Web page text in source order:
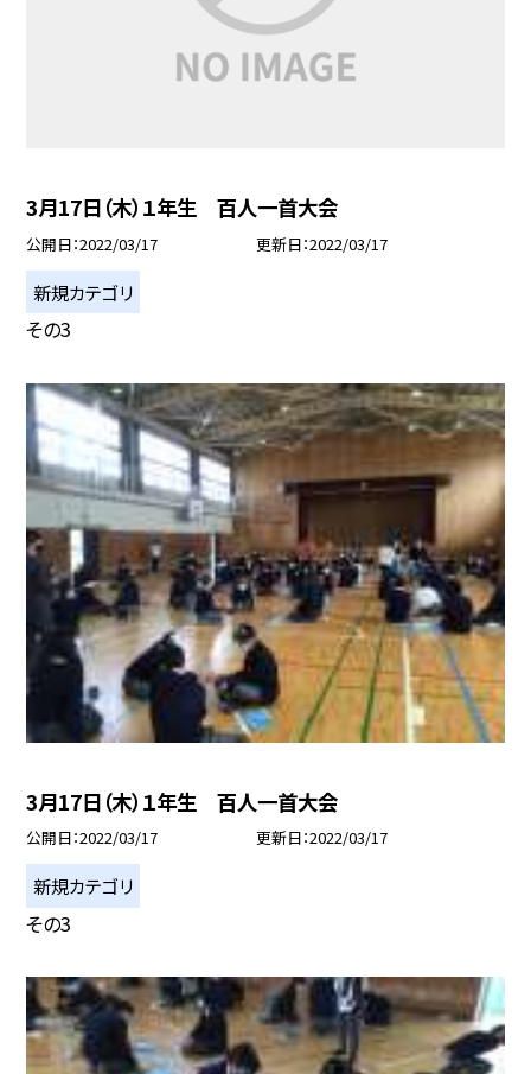
3月17日（木）１年生 百人一首大会
公開日 2022/03/17 更新日 2022/03/17
新規カテゴリ
その3
3月17日（木）１年生 百人一首大会
公開日 2022/03/17 更新日 2022/03/17
新規カテゴリ
その3